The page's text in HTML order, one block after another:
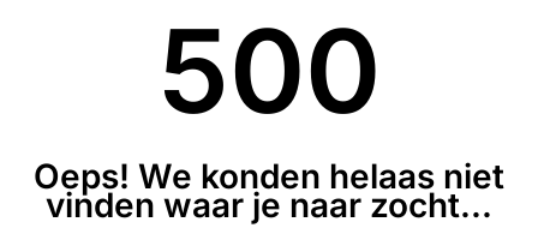
500
Oeps! We konden helaas niet
vinden waar je naar zocht...